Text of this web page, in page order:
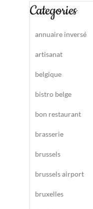
Categories
annuaire inversé
artisanat
belgique
bistro belge
bon restaurant
brasserie
brussels
brussels airport
bruxelles